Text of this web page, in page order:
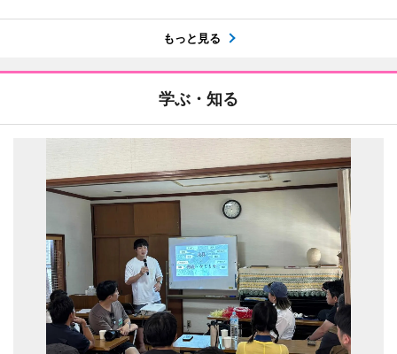
もっと見る
学ぶ・知る